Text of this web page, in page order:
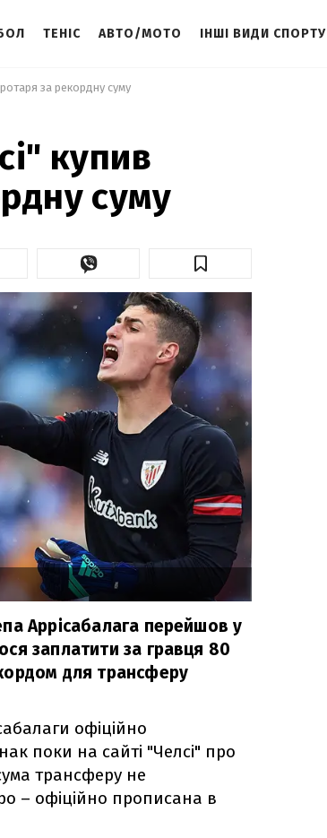
ТЕНІС АВТО/МОТО ІНШІ ВИДИ СПОРТУ
за рекордну суму
купив
суму
Аррісабалага перейшов у
заплатити за гравця 80
для трансферу
офіційно
поки на сайті "Челсі" про
трансферу не
– офіційно прописана в